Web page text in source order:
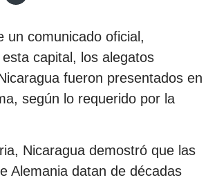
un comunicado oficial,
capital, los alegatos
fueron presentados en
según lo requerido por la
Nicaragua demostró que las
Alemania datan de décadas